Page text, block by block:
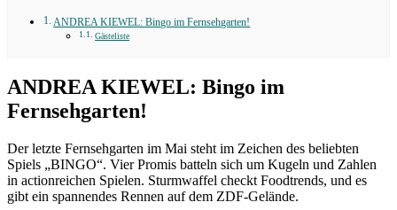
ANDREA KIEWEL: Bingo im Fernsehgarten!
Gästeliste
ANDREA KIEWEL: Bingo im
Fernsehgarten!
Der letzte Fernsehgarten im Mai steht im Zeichen des beliebten
Spiels „BINGO“. Vier Promis batteln sich um Kugeln und Zahlen
in actionreichen Spielen. Sturmwaffel checkt Foodtrends, und es
gibt ein spannendes Rennen auf dem ZDF-Gelände.